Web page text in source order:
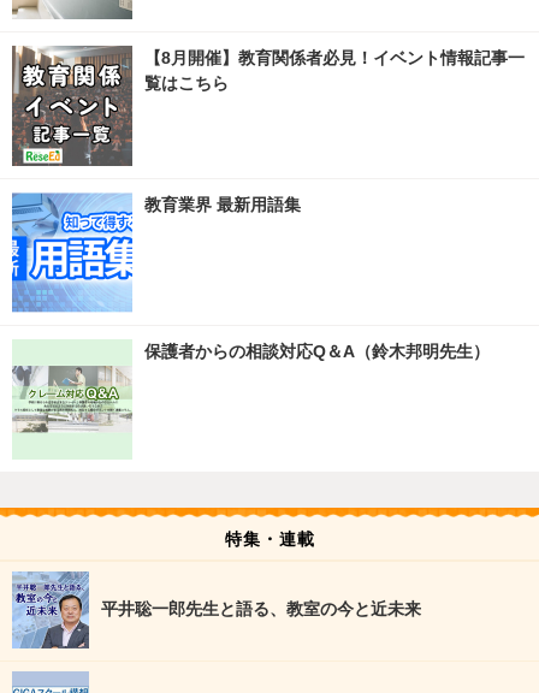
【8月開催】教育関係者必見！イベント情報記事一
覧はこちら
教育業界 最新用語集
保護者からの相談対応Q＆A（鈴木邦明先生）
特集・連載
平井聡一郎先生と語る、教室の今と近未来